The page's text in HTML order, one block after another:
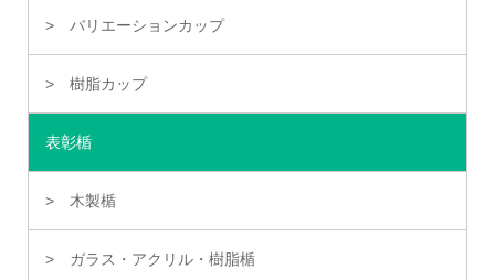
バリエーションカップ
樹脂カップ
表彰楯
木製楯
ガラス・アクリル・樹脂楯